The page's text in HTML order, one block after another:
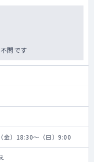
問です
金）18:30～（日）9:00